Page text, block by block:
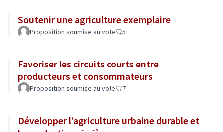
Soutenir une agriculture exemplaire
Proposition soumise au vote 5
Favoriser les circuits courts entre
producteurs et consommateurs
Proposition soumise au vote 7
Développer l’agriculture urbaine durable et